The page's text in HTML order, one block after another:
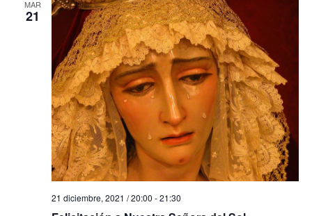
MAR
21
21 diciembre, 2021 / 20:00 -21:30